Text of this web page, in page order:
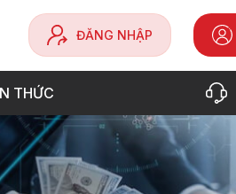
ĐĂNG NHẬP
THỨC